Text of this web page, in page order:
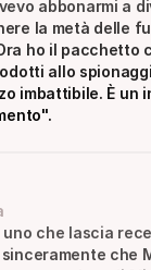
abbonarmi a
la metà delle
ho il pacchetto
allo
imbattibile. È un
che lascia
che